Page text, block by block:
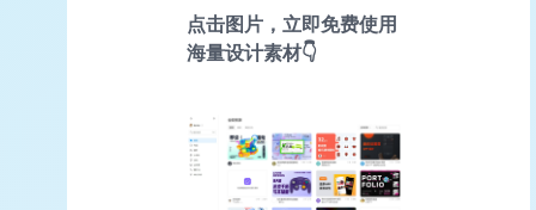
点击图片，立即免费使用
海量设计素材👇